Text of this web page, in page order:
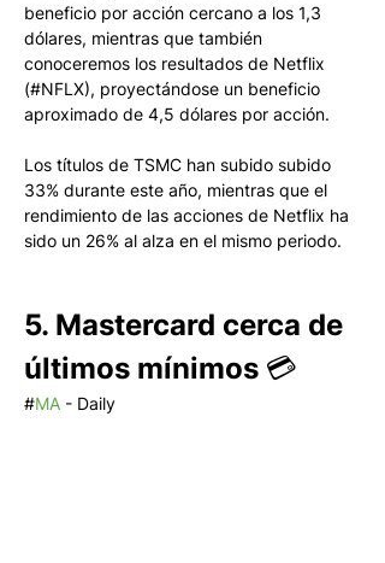
beneficio por acción cercano a los 1,3
dólares, mientras que también
conoceremos los resultados de Netflix
(#NFLX), proyectándose un beneficio
aproximado de 4,5 dólares por acción.
Los títulos de TSMC han subido subido
33% durante este año, mientras que el
rendimiento de las acciones de Netflix ha
sido un 26% al alza en el mismo periodo.
5. Mastercard cerca de
últimos mínimos 💳
#MA - Daily